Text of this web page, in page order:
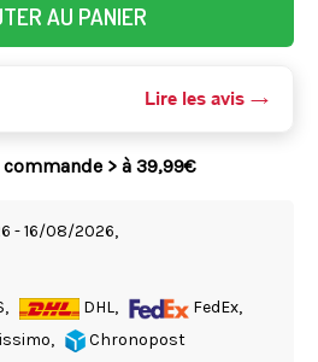
AU PANIER
Lire les avis
> à 39,99€
- 16/08/2026,
DHL,
FedEx,
Chronopost